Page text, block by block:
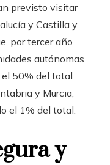
previsto visitar
y Castilla y
por tercer año
autónomas
el 50% del total
y Murcia,
el 1% del total.
y